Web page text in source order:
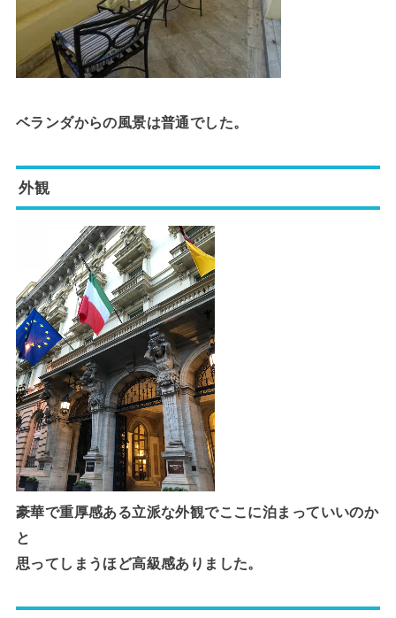
ベランダからの風景は普通でした。
外観
豪華で重厚感ある立派な外観でここに泊まっていいのか
と
思ってしまうほど高級感ありました。